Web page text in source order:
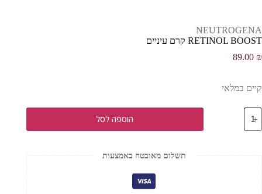
NEUTROGENA
RETINOL BOOST קרם עיניים
89.00 ₪
קיים במלאי
כמות
של
RETINOL
הוספה לסל
תשלום מאובטח באמצעות